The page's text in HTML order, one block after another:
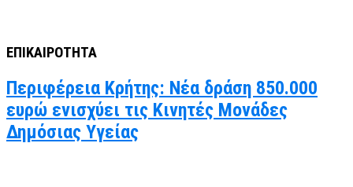
ΕΠΙΚΑΙΡΟΤΗΤΑ
Περιφέρεια Κρήτης: Νέα δράση 850.000
ευρώ ενισχύει τις Κινητές Μονάδες
Δημόσιας Υγείας